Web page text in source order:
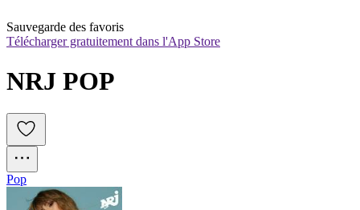
Sauvegarde des favoris
Télécharger gratuitement dans l'App Store
NRJ POP
Pop